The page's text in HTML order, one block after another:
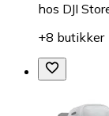
hos DJI
+8 butikker